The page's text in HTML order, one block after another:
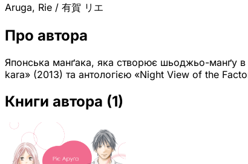
Aruga, Rie / 有賀 リエ
Про автора
Японська манґака, яка створює шьоджьо-манґу
kara» (2013) та антологією «Night View of the
Книги автора (1)